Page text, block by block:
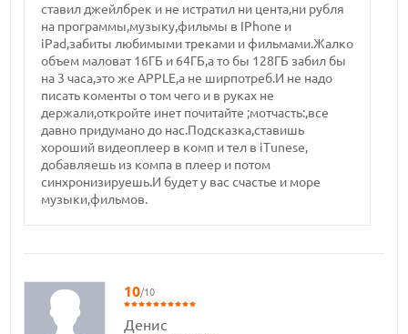
ставил джейлбрек и не истратил ни цента,ни рубля
на программы,музыку,фильмы в IPhone и
iPad,забиты любимыми треками и фильмами.Жалко
объем маловат 16ГБ и 64ГБ,а то бы 128ГБ забил бы
на 3 часа,это же APPLE,а не ширпотреб.И не надо
писать коменты о том чего и в руках не
держали,откройте инет почитайте ;мотчасть:,все
давно придумано до нас.Подсказка,ставишь
хороший видеоплеер в комп и тел в iTunesе,
добавляешь из компа в плеер и потом
синхронизируешь.И будет у вас счастье и море
музыки,фильмов.
10/10
Денис